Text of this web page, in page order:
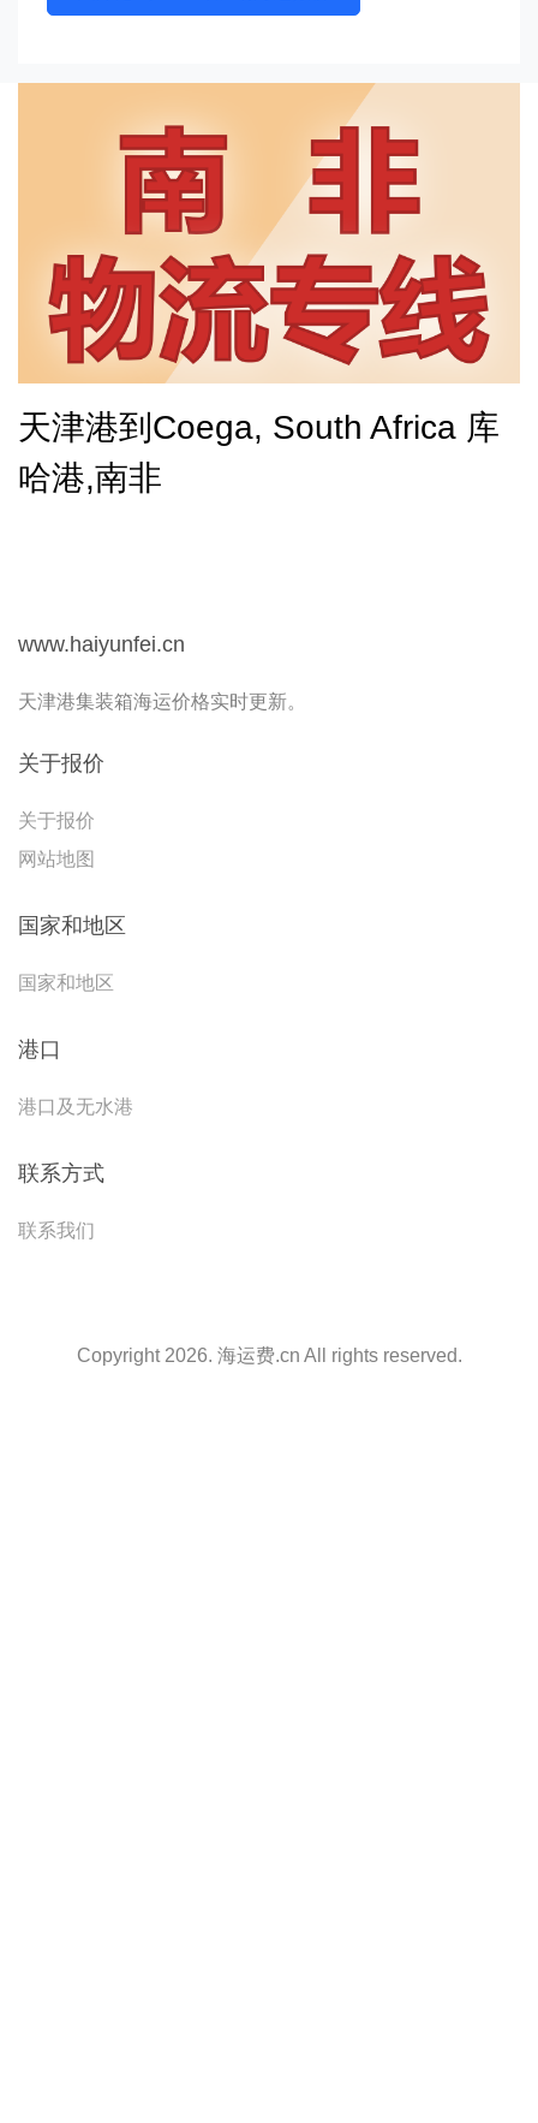
天津港到Coega, South Africa 库
哈港,南非
www.haiyunfei.cn
天津港集装箱海运价格实时更新。
关于报价
关于报价
网站地图
国家和地区
国家和地区
港口
港口及无水港
联系方式
联系我们
Copyright 2026. 海运费.cn All rights reserved.